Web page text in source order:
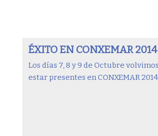
ÉXITO EN CONXEMAR 2014
Los días 7, 8 y 9 de Octubre
estar presentes en CONXEMAR